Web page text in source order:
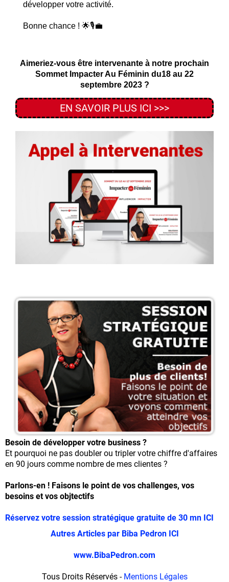
développer votre activité.
Bonne chance ! 🌟🎙️💼
Aimeriez-vous être intervenante à notre prochain
Sommet Impacter Au Féminin du18 au 22
septembre 2023 ?
EN SAVOIR PLUS ICI >>>
Besoin de développer votre business ?
Et pourquoi ne pas doubler ou tripler votre chiffre d'affaires
en 90 jours comme nombre de mes clientes ?
Parlons-en ! Faisons le point de vos challenges, vos
besoins et vos objtectifs
Réservez votre session stratégique gratuite de 30 mn ICI
Autres Articles par Biba Pedron ICI
www.BibaPedron.com
Tous Droits Réservés - Mentions Légales